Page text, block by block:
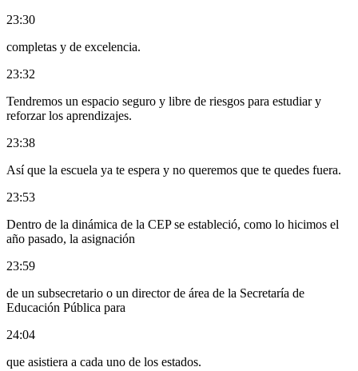
23:30
completas y de excelencia.
23:32
Tendremos un espacio seguro y libre de riesgos para estudiar y
reforzar los aprendizajes.
23:38
Así que la escuela ya te espera y no queremos que te quedes fuera.
23:53
Dentro de la dinámica de la CEP se estableció, como lo hicimos el
año pasado, la asignación
23:59
de un subsecretario o un director de área de la Secretaría de
Educación Pública para
24:04
que asistiera a cada uno de los estados.